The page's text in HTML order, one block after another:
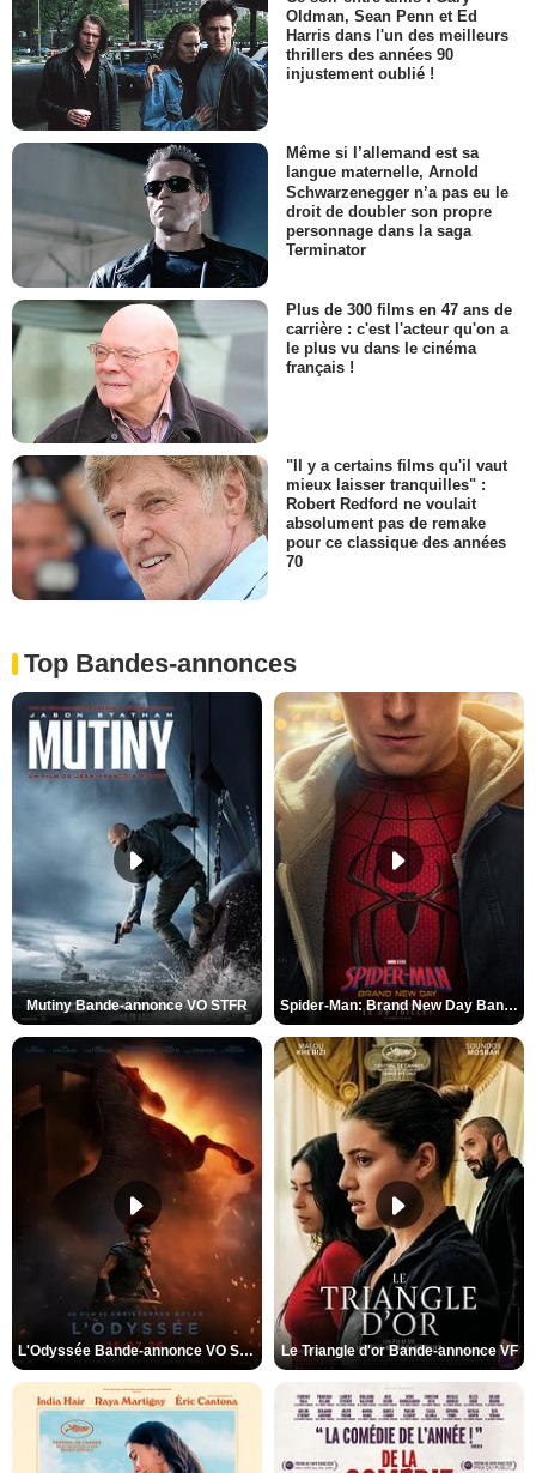
Oldman, Sean Penn et Ed
Harris dans l'un des meilleurs
thrillers des années 90
injustement oublié !
Même si l’allemand est sa
langue maternelle, Arnold
Schwarzenegger n’a pas eu le
droit de doubler son propre
personnage dans la saga
Terminator
Plus de 300 films en 47 ans de
carrière : c'est l'acteur qu'on a
le plus vu dans le cinéma
français !
"Il y a certains films qu'il vaut
mieux laisser tranquilles" :
Robert Redford ne voulait
absolument pas de remake
pour ce classique des années
70
Top Bandes-annonces
Mutiny Bande-annonce VO STFR Spider-Man: Brand New Day Bande-annonce VO STFR
L'Odyssée Bande-annonce VO STFR Le Triangle d'or Bande-annonce VF